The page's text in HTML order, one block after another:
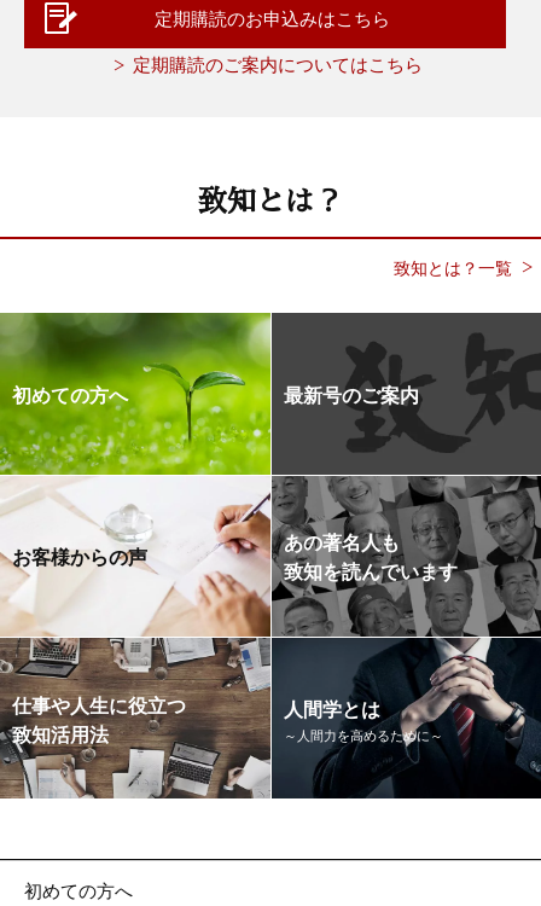
定期購読のお申込みはこちら
定期購読のご案内についてはこちら
致知とは？
致知とは？一覧
初めての方へ 最新号のご案内
お客様からの声
あの著名人も
致知を読んでいます
仕事や人生に役立つ
致知活用法
人間学とは
～人間力を高めるために～
初めての方へ